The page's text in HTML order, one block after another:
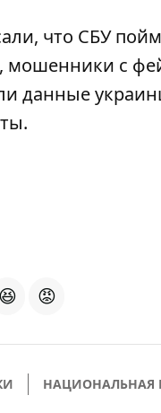
что СБУ
мошенники с
данные
😆 😡
НАЦИОНАЛЬНАЯ